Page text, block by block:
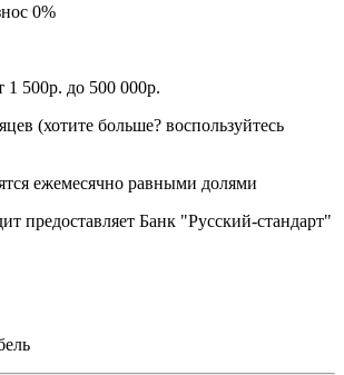
0%
1 500р. до 500 000р.
(хотите больше? воспользуйтесь
ежемесячно равными долями
предоставляет Банк "Русский-стандарт"